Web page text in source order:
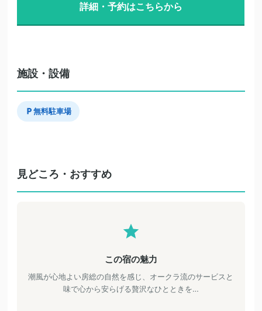
詳細・予約はこちらから
施設・設備
無料駐車場
見どころ・おすすめ
この宿の魅力
潮風が心地よい房総の自然を感じ、オークラ流のサービスと
味で心から安らげる贅沢なひとときを…